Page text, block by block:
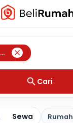
Bekasi
Cari
Sewa Rumah